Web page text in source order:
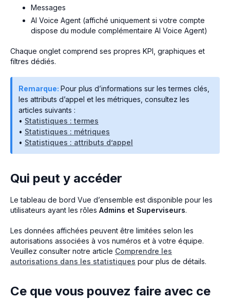
Messages
AI Voice Agent (affiché uniquement si votre compte
dispose du module complémentaire AI Voice Agent)
Chaque onglet comprend ses propres KPI, graphiques et
filtres dédiés.
Remarque: Pour plus d’informations sur les termes clés,
les attributs d’appel et les métriques, consultez les
articles suivants :
• Statistiques : termes
• Statistiques : métriques
• Statistiques : attributs d’appel
Qui peut y accéder
Le tableau de bord Vue d’ensemble est disponible pour les
utilisateurs ayant les rôles Admins et Superviseurs.
Les données affichées peuvent être limitées selon les
autorisations associées à vos numéros et à votre équipe.
Veuillez consulter notre article Comprendre les
autorisations dans les statistiques pour plus de détails.
Ce que vous pouvez faire avec ce